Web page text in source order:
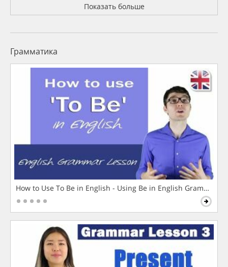
Показать больше
Грамматика
How to Use To Be in English - Using Be in English Grammar